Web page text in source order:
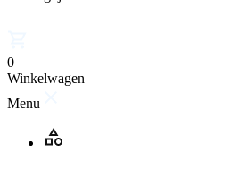
0
Winkelwagen
Menu